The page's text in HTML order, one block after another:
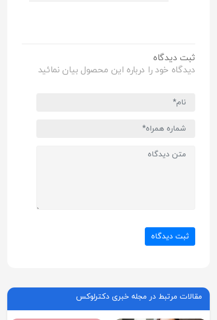
ثبت دیدگاه
دیدگاه خود را درباره این محصول بیان نمائید
ثبت دیدگاه
مقالات مرتبط در مجله خبری دکترلوکس